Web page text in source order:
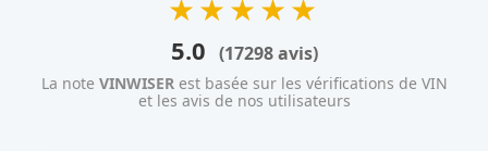
★★★★★
5.0 (17298 avis)
La note VINWISERest basée sur les vérifications de VIN
et les avis de nos utilisateurs